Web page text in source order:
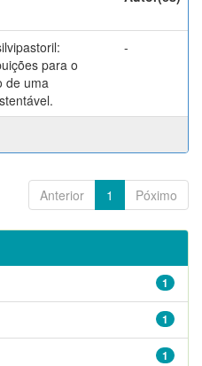
para o
de uma
-
Anterior 1 Póximo
1
1
1